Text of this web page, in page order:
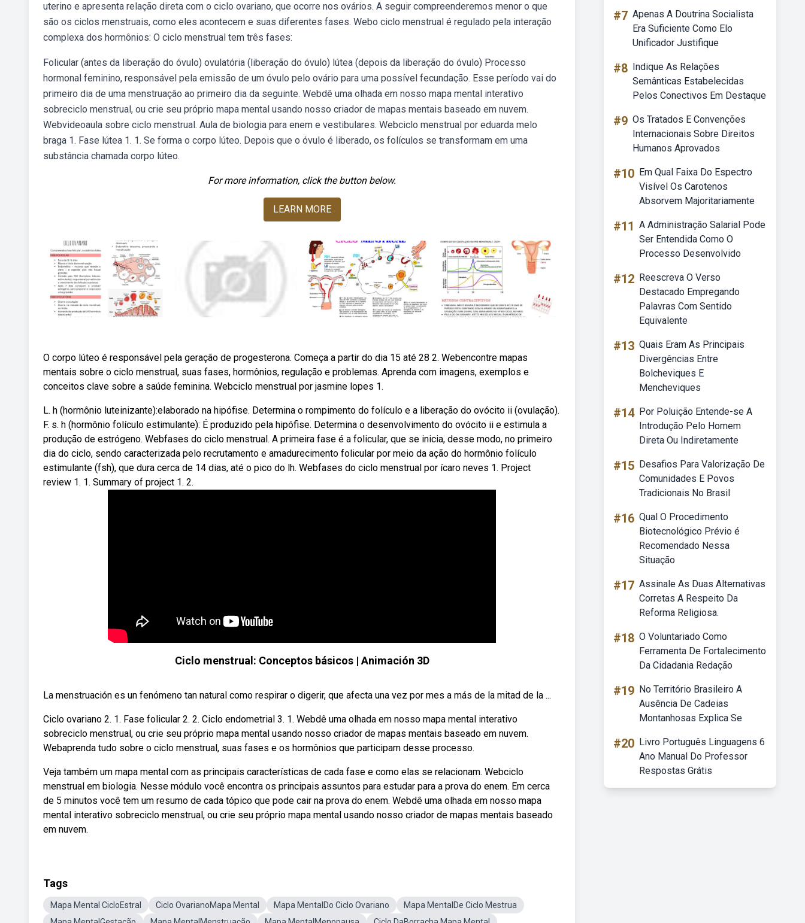
uterino e apresenta relação direta com o ciclo ovariano, que ocorre nos ovários. A seguir compreenderemos menor o que
são os ciclos menstruais, como eles acontecem e suas diferentes fases. Webo ciclo menstrual é regulado pela interação
complexa dos hormônios: O ciclo menstrual tem três fases:
Folicular (antes da liberação do óvulo) ovulatória (liberação do óvulo) lútea (depois da liberação do óvulo) Processo
hormonal feminino, responsável pela emissão de um óvulo pelo ovário para uma possível fecundação. Esse período vai do
primeiro dia de uma menstruação ao primeiro dia da seguinte. Webdê uma olhada em nosso mapa mental interativo
sobreciclo menstrual, ou crie seu próprio mapa mental usando nosso criador de mapas mentais baseado em nuvem.
Webvideoaula sobre ciclo menstrual. Aula de biologia para enem e vestibulares. Webciclo menstrual por eduarda melo
braga 1. Fase lútea 1. 1. Se forma o corpo lúteo. Depois que o óvulo é liberado, os folículos se transformam em uma
substância chamada corpo lúteo.
For more information, click the button below.
LEARN MORE
O corpo lúteo é responsável pela geração de progesterona. Começa a partir do dia 15 até 28 2. Webencontre mapas
mentais sobre o ciclo menstrual, suas fases, hormônios, regulação e problemas. Aprenda com imagens, exemplos e
conceitos clave sobre a saúde feminina. Webciclo menstrual por jasmine lopes 1.
L. h (hormônio luteinizante):elaborado na hipófise. Determina o rompimento do folículo e a liberação do ovócito ii (ovulação).
F. s. h (hormônio folículo estimulante): É produzido pela hipófise. Determina o desenvolvimento do ovócito ii e estimula a
produção de estrógeno. Webfases do ciclo menstrual. A primeira fase é a folicular, que se inicia, desse modo, no primeiro
dia do ciclo, sendo caracterizada pelo recrutamento e amadurecimento folicular por meio da ação do hormônio folículo
estimulante (fsh), que dura cerca de 14 dias, até o pico do lh. Webfases do ciclo menstrual por ícaro neves 1. Project
review 1. 1. Summary of project 1. 2.
Ciclo menstrual: Conceptos básicos | Animación 3D
La menstruación es un fenómeno tan natural como respirar o digerir, que afecta una vez por mes a más de la mitad de la ...
Ciclo ovariano 2. 1. Fase folicular 2. 2. Ciclo endometrial 3. 1. Webdê uma olhada em nosso mapa mental interativo
sobreciclo menstrual, ou crie seu próprio mapa mental usando nosso criador de mapas mentais baseado em nuvem.
Webaprenda tudo sobre o ciclo menstrual, suas fases e os hormônios que participam desse processo.
Veja também um mapa mental com as principais características de cada fase e como elas se relacionam. Webciclo
menstrual em biologia. Nesse módulo você encontra os principais assuntos para estudar para a prova do enem. Em cerca
de 5 minutos você tem um resumo de cada tópico que pode cair na prova do enem. Webdê uma olhada em nosso mapa
mental interativo sobreciclo menstrual, ou crie seu próprio mapa mental usando nosso criador de mapas mentais baseado
em nuvem.
Tags
Mapa Mental CicloEstral Ciclo OvarianoMapa Mental Mapa MentalDo Ciclo Ovariano
Mapa MentalDe Ciclo Mestrua
#7 Apenas A Doutrina Socialista
Era Suficiente Como Elo
Unificador Justifique
#8 Indique As Relações
Semânticas Estabelecidas
Pelos Conectivos Em Destaque
#9 Os Tratados E Convenções
Internacionais Sobre Direitos
Humanos Aprovados
#10 Em Qual Faixa Do Espectro
Visível Os Carotenos
Absorvem Majoritariamente
#11 A Administração Salarial Pode
Ser Entendida Como O
Processo Desenvolvido
#12 Reescreva O Verso
Destacado Empregando
Palavras Com Sentido
Equivalente
#13 Quais Eram As Principais
Divergências Entre
Bolcheviques E
Mencheviques
#14 Por Poluição Entende-se A
Introdução Pelo Homem
Direta Ou Indiretamente
#15 Desafios Para Valorização De
Comunidades E Povos
Tradicionais No Brasil
#16 Qual O Procedimento
Biotecnológico Prévio é
Recomendado Nessa
Situação
#17 Assinale As Duas Alternativas
Corretas A Respeito Da
Reforma Religiosa.
#18 O Voluntariado Como
Ferramenta De Fortalecimento
Da Cidadania Redação
#19 No Território Brasileiro A
Ausência De Cadeias
Montanhosas Explica Se
#20 Livro Português Linguagens 6
Ano Manual Do Professor
Respostas Grátis